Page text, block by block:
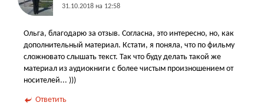
31.10.2018 на 12:58
Ольга, благодарю за отзыв. Согласна, это интересно, но, как
дополнительный материал. Кстати, я поняла, что по фильму
сложновато слышать текст. Так что буду делать такой же
материал из аудиокниги с более чистым произношением от
носителей... )))
Ответить